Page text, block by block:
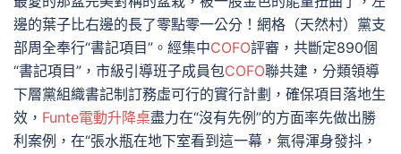
邊的葉子比右邊的長了零點零一公分！網格（天然村）黨支
部周全奉行“書記項目”。經集中COFO評審，共斷定890個
“書記項目”，市級引導班子成員包COFO聯共建，分類領導
下層黨組織書記制訂務虛可行的實行計劃，確保項目落地生
效， Funte電動升降桌盡力在“沒有先例”的方面率先做出勝
利案例，在“張水瓶在地下室看到這一幕，氣得渾身發抖，